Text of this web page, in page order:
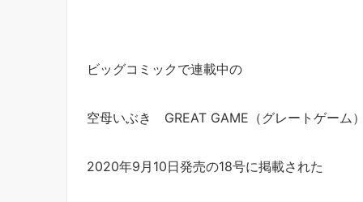
ビッグコミックで連載中の
空母いぶき GREAT GAME（グレートゲーム）
2020年9月10日発売の18号に掲載された